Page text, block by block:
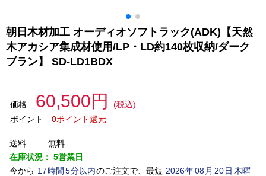
朝日木材加工 オーディオソフトラック(ADK)【天然
木アカシア集成材使用/LP・LD約140枚収納/ダーク
ブラン】 SD-LD1BDX
価格 60,500円
(税込)
ポイント
0ポイント還元
送料
無料
在庫状況： 5営業日
今から 17時間 5分以内のご注文で、最短 2026年08 月 20日木曜